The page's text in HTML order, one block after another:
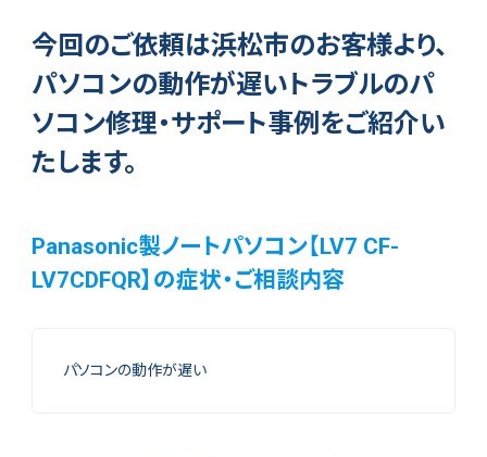
今回のご依頼は浜松市のお客様より、
パソコンの動作が遅いトラブルのパ
ソコン修理・サポート事例をご紹介い
たします。
Panasonic製ノートパソコン【LV7 CF-
LV7CDFQR】の症状・ご相談内容
パソコンの動作が遅い